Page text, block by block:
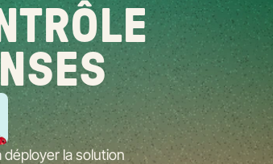
la solution